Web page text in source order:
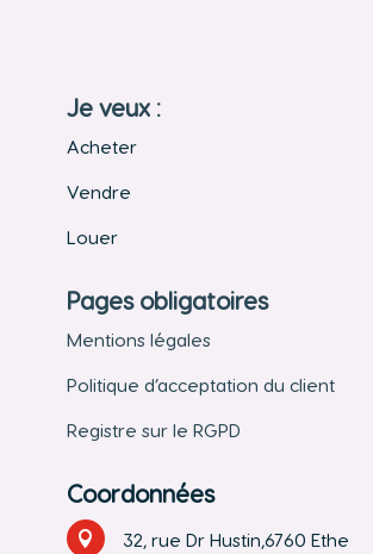
Je veux :
Acheter
Vendre
Louer
Pages obligatoires
Mentions légales
Politique d’acceptation du client
Registre sur le RGPD
Coordonnées
 32, rue Dr Hustin,6760 Ethe